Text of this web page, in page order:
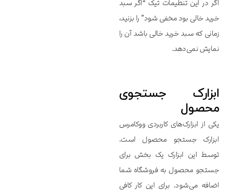
اگر در این تنظیمات تیک “اگر سبد
خرید خالی بود مخفی شود” را بزنید،
زمانی که سبد خرید خالی باشد آن را
نمایش نمی‌دهد.
ابزارک جستجوی
محصول
یکی از ابزارک‌های کاربردی ووکامرس
ابزارک جستجو محصول است.
توسط این ابزارک یک بخش برای
جستجو محصول به فروشگاه شما
اضافه می‌شود. برای این کار کافی